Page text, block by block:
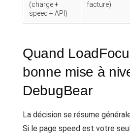
(charge +
speed + API)
facture)
Quand
bonne mise à
DebugBear
La décision se résume
Si le page speed est votre